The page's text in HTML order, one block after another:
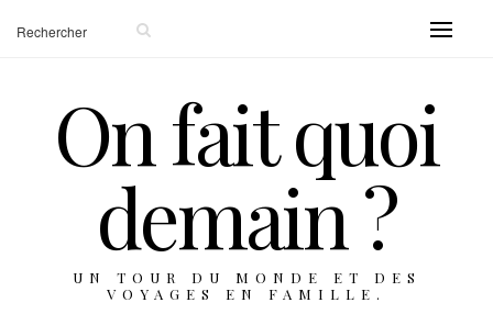
On fait quoi
demain ?
UN TOUR DU MONDE ET DES
VOYAGES EN FAMILLE.